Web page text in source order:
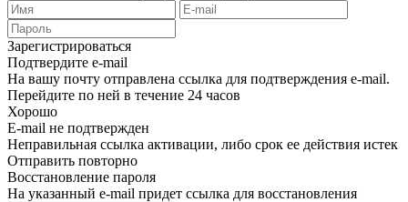
Зарегистрироваться
Подтвердите e-mail
На вашу почту отправлена ссылка для подтверждения e-mail.
Перейдите по ней в течение 24 часов
Хорошо
E-mail не подтвержден
Неправильная ссылка активации, либо срок ее действия истек
Отправить повторно
Восстановление пароля
На указанный e-mail придет ссылка для восстановления